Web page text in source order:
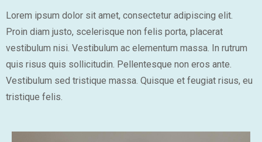
Lorem ipsum dolor sit amet, consectetur adipiscing elit.
Proin diam justo, scelerisque non felis porta, placerat
vestibulum nisi. Vestibulum ac elementum massa. In rutrum
quis risus quis sollicitudin. Pellentesque non eros ante.
Vestibulum sed tristique massa. Quisque et feugiat risus, eu
tristique felis.